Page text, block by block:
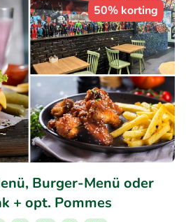
50% korting
Burger-Menü oder
+ opt. Pommes